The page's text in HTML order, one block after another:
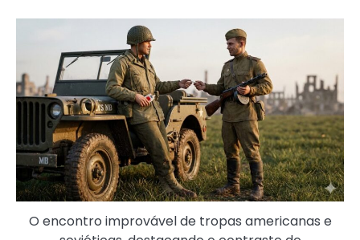
O encontro improvável de tropas americanas e